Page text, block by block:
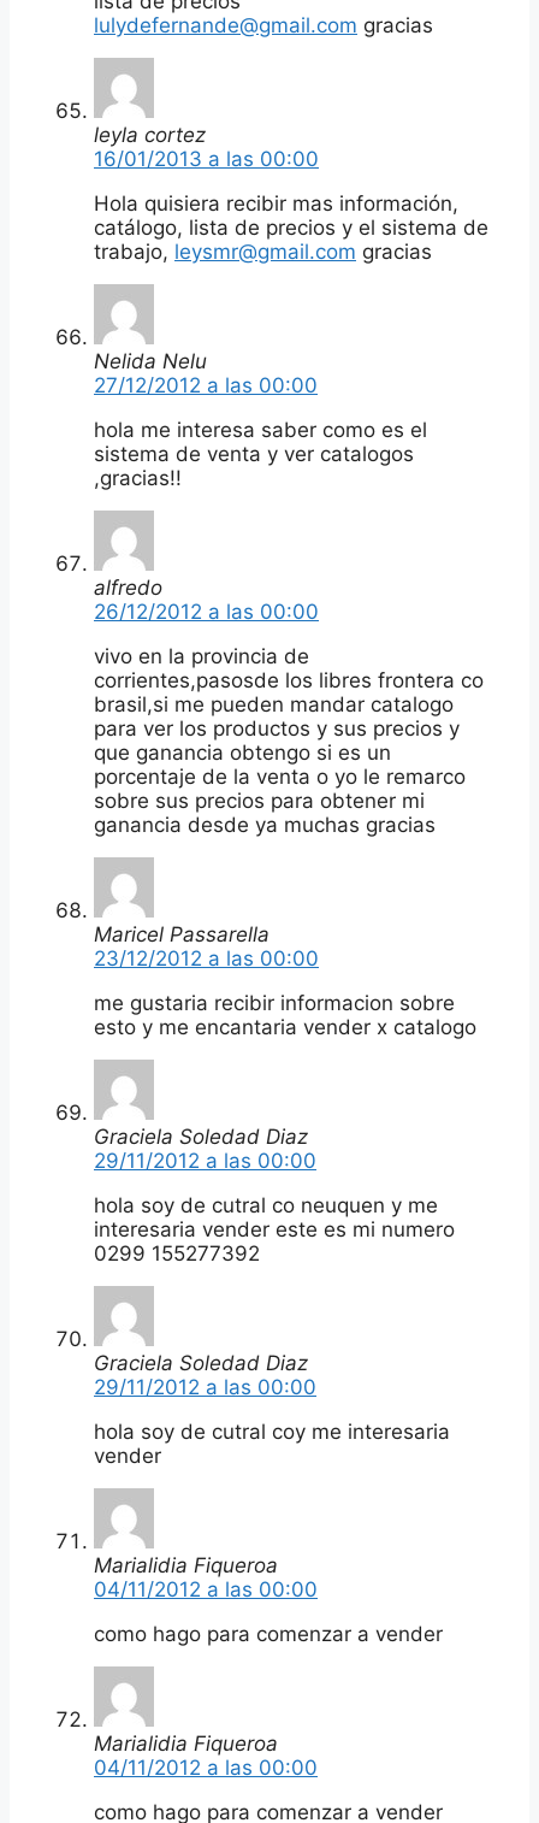
lulydefernande@gmail.com gracias
leyla cortez
16/01/2013 a las 00:00
Hola quisiera recibir mas información,
catálogo, lista de precios y el sistema de
trabajo, leysmr@gmail.com gracias
Nelida Nelu
27/12/2012 a las 00:00
hola me interesa saber como es el
sistema de venta y ver catalogos
,gracias!!
alfredo
26/12/2012 a las 00:00
vivo en la provincia de
corrientes,pasosde los libres frontera co
brasil,si me pueden mandar catalogo
para ver los productos y sus precios y
que ganancia obtengo si es un
porcentaje de la venta o yo le remarco
sobre sus precios para obtener mi
ganancia desde ya muchas gracias
Maricel Passarella
23/12/2012 a las 00:00
me gustaria recibir informacion sobre
esto y me encantaria vender x catalogo
Graciela Soledad Diaz
29/11/2012 a las 00:00
hola soy de cutral co neuquen y me
interesaria vender este es mi numero
0299 155277392
Graciela Soledad Diaz
29/11/2012 a las 00:00
hola soy de cutral coy me interesaria
vender
Marialidia Fiqueroa
04/11/2012 a las 00:00
como hago para comenzar a vender
Marialidia Fiqueroa
04/11/2012 a las 00:00
como hago para comenzar a vender